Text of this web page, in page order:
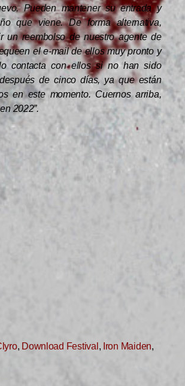
Pueden mantener su entrada y
que viene. De forma alternativa,
un reembolso de nuestro agente de
el e-mail de ellos muy pronto y
contacta con ellos si no han sido
de cinco días, ya que están
en este momento. Cuernos arriba,
2022”.
, Download Festival , Iron Maiden,